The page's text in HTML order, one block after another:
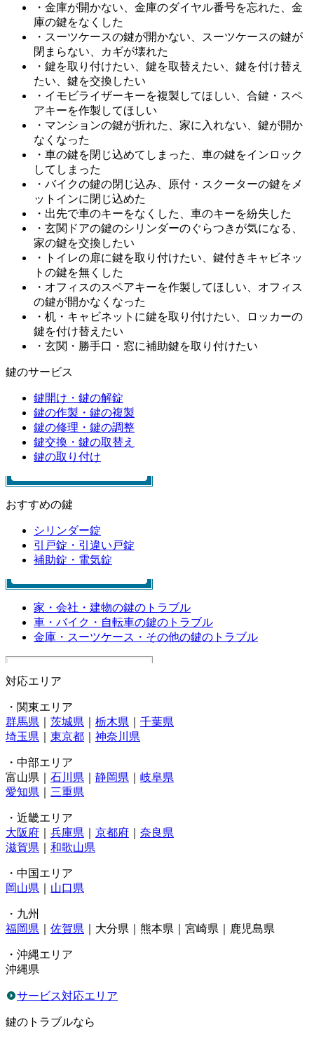
・金庫が開かない、金庫のダイヤル番号を忘れた、金
庫の鍵をなくした
・スーツケースの鍵が開かない、スーツケースの鍵が
閉まらない、カギが壊れた
・鍵を取り付けたい、鍵を取替えたい、鍵を付け替え
たい、鍵を交換したい
・イモビライザーキーを複製してほしい、合鍵・スペ
アキーを作製してほしい
・マンションの鍵が折れた、家に入れない、鍵が開か
なくなった
・車の鍵を閉じ込めてしまった、車の鍵をインロック
してしまった
・バイクの鍵の閉じ込み、原付・スクーターの鍵をメ
ットインに閉じ込めた
・出先で車のキーをなくした、車のキーを紛失した
・玄関ドアの鍵のシリンダーのぐらつきが気になる、
家の鍵を交換したい
・トイレの扉に鍵を取り付けたい、鍵付きキャビネッ
トの鍵を無くした
・オフィスのスペアキーを作製してほしい、オフィス
の鍵が開かなくなった
・机・キャビネットに鍵を取り付けたい、ロッカーの
鍵を付け替えたい
・玄関・勝手口・窓に補助鍵を取り付けたい
鍵のサービス
鍵開け・鍵の解錠
鍵の作製・鍵の複製
鍵の修理・鍵の調整
鍵交換・鍵の取替え
鍵の取り付け
おすすめの鍵
シリンダー錠
引戸錠・引違い戸錠
補助錠・電気錠
家・会社・建物の鍵のトラブル
車・バイク・自転車の鍵のトラブル
金庫・スーツケース・その他の鍵のトラブル
対応エリア
・関東エリア
群馬県
茨城県 栃木県
千葉県
埼玉県
東京都 神奈川県
・中部エリア
富山県｜ 石川県 静岡県
岐阜県
愛知県
三重県
・近畿エリア
大阪府
兵庫県 京都府
奈良県
滋賀県
和歌山県
・中国エリア
岡山県
山口県
・九州
福岡県
佐賀県 ｜大分県｜熊本県｜宮崎県｜鹿児島県
・沖縄エリア
沖縄県
サービス対応エリア
鍵のトラブルなら